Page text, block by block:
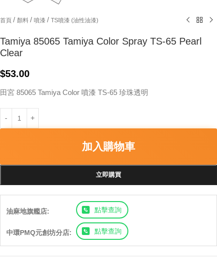
首頁 / 顏料 / 噴漆 / TS噴漆 (油性油漆)
Tamiya 85065 Tamiya Color Spray TS-65 Pearl
Clear
$53.00
田宮 85065 Tamiya Color 噴漆 TS-65 珍珠透明
加入購物車
立即購買
油麻地旗艦店: 點擊查詢
中環PMQ元創坊分店: 點擊查詢